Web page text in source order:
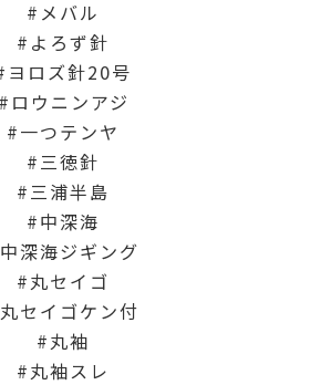
メバル
よろず針
ヨロズ針20号
ロウニンアジ
一つテンヤ
三徳針
三浦半島
中深海
中深海ジギング
丸セイゴ
丸セイゴケン付
丸袖
丸袖スレ